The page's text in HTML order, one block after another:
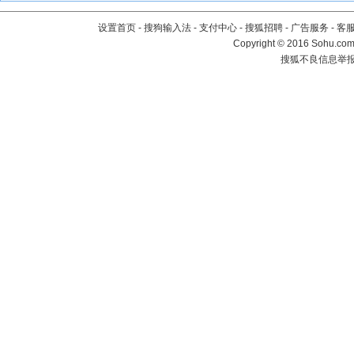
设置首页 - 搜狗输入法 - 支付中心 - 搜狐招聘 - 广告服务 - 客
Copyright©2016
搜狐不良信息举